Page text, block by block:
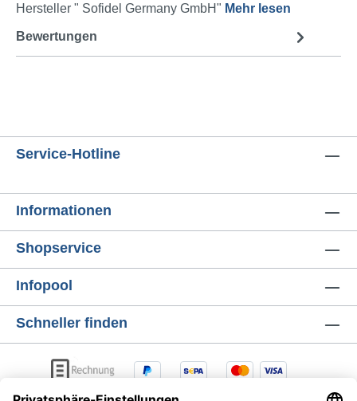
Hersteller " Sofidel Germany GmbH" Mehr lesen
Bewertungen
Service-Hotline
Informationen
Shopservice
Infopool
Schneller finden